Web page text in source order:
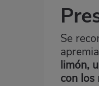
Se
limón,
con los